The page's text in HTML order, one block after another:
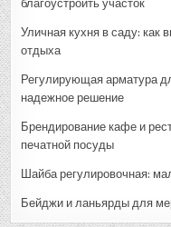
благоустроить участок
Уличная кухня в саду: как
отдыха
Регулирующая арматура
надежное решение
Брендирование кафе и
печатной посуды
Шайба регулировочная:
Бейджи и ланьярды для